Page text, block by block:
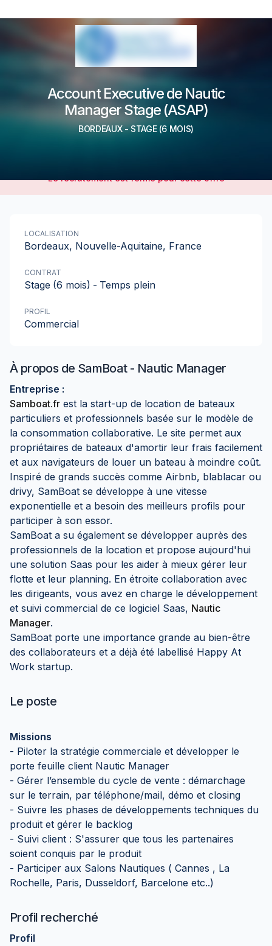
Account Executive de Nautic
Manager Stage (ASAP)
BORDEAUX-STAGE(6 MOIS)
Le recrutement est fermé pour cette offre
À propos de SamBoat - Nautic Manager
Entreprise :
Samboat.fr est la start-up de location de bateaux
particuliers et professionnels basée sur le modèle de
la consommation collaborative. Le site permet aux
propriétaires de bateaux d'amortir leur frais facilement
et aux navigateurs de louer un bateau à moindre coût.
Inspiré de grands succès comme Airbnb, blablacar ou
drivy, SamBoat se développe à une vitesse
exponentielle et a besoin des meilleurs profils pour
participer à son essor.
SamBoat a su également se développer auprès des
professionnels de la location et propose aujourd'hui
une solution Saas pour les aider à mieux gérer leur
flotte et leur planning. En étroite collaboration avec
les dirigeants, vous avez en charge le développement
et suivi commercial de ce logiciel Saas, Nautic
Manager.
SamBoat porte une importance grande au bien-être
des collaborateurs et a déjà été labellisé Happy At
Work startup.
Le poste
Missions
- Piloter la stratégie commerciale et développer le
porte feuille client Nautic Manager
- Gérer l’ensemble du cycle de vente : démarchage
sur le terrain, par téléphone/mail, démo et closing
- Suivre les phases de développements techniques du
produit et gérer le backlog
- Suivi client : S'assurer que tous les partenaires
soient conquis par le produit
- Participer aux Salons Nautiques ( Cannes , La
Rochelle, Paris, Dusseldorf, Barcelone etc..)
Profil recherché
Profil
LOCALISATION
Bordeaux, Nouvelle-Aquitaine, France
CONTRAT
Stage (6 mois) - Temps plein
PROFIL
Commercial